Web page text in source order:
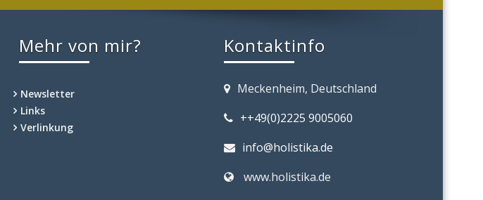
Mehr von mir?
Newsletter
Links
Verlinkung
Kontaktinfo
Meckenheim, Deutschland
++49(0)2225 9005060
info@holistika.de
www.holistika.de